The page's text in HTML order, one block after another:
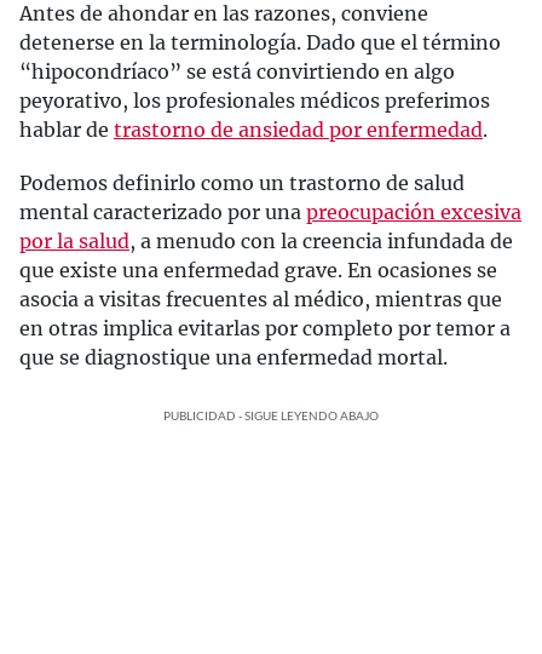
Antes de ahondar en las razones, conviene
detenerse en la terminología. Dado que el término
“hipocondríaco” se está convirtiendo en algo
peyorativo, los profesionales médicos preferimos
hablar de trastorno de ansiedad por enfermedad.
Podemos definirlo como un trastorno de salud
mental caracterizado por una preocupación excesiva
por la salud, a menudo con la creencia infundada de
que existe una enfermedad grave. En ocasiones se
asocia a visitas frecuentes al médico, mientras que
en otras implica evitarlas por completo por temor a
que se diagnostique una enfermedad mortal.
PUBLICIDAD - SIGUE LEYENDO ABAJO